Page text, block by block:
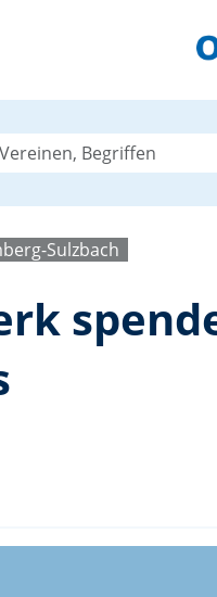
Sulzbach